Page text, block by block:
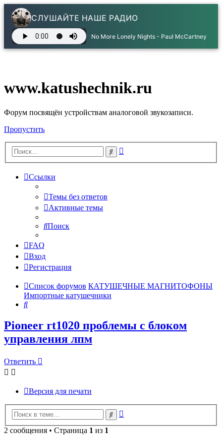
СЛУШАЙТЕ НАШЕ РАДИО
No More Lonely Nights - Paul McCartney
www.katushechnik.ru
Форум посвящён устройствам аналоговой звукозаписи.
Пропустить
Поиск
Ссылки
Темы без ответов
Активные темы
Поиск
FAQ
Вход
Регистрация
Список форумов КАТУШЕЧНЫЕ МАГНИТОФОНЫ
Импортные катушечники
Поиск
Pioneer rt1020 проблемы с блоком
управления лпм
Ответить
Версия для печати
Поиск
2 сообщения • Страница 1 из 1